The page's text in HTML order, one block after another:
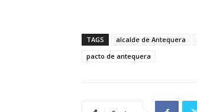
TAGS alcalde de Antequera
pacto de antequera